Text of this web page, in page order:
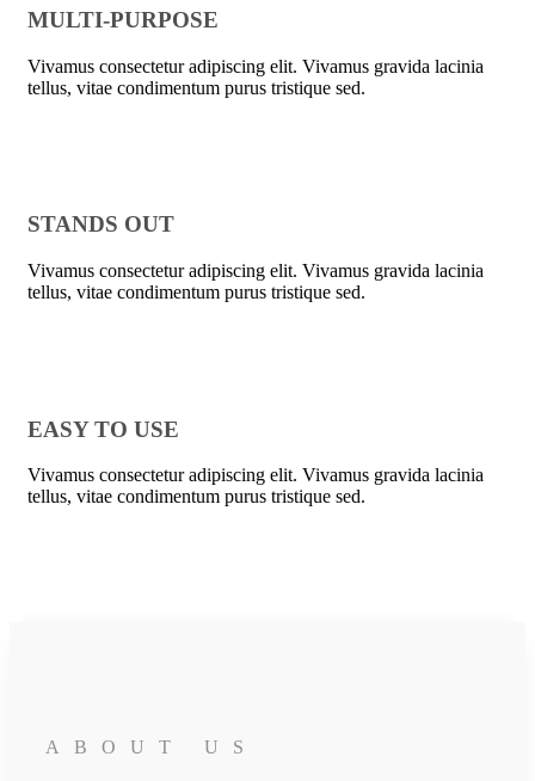
MULTI-PURPOSE
Vivamus consectetur adipiscing elit. Vivamus gravida lacinia
tellus, vitae condimentum purus tristique sed.
STANDS OUT
Vivamus consectetur adipiscing elit. Vivamus gravida lacinia
tellus, vitae condimentum purus tristique sed.
EASY TO USE
Vivamus consectetur adipiscing elit. Vivamus gravida lacinia
tellus, vitae condimentum purus tristique sed.
ABOUT US